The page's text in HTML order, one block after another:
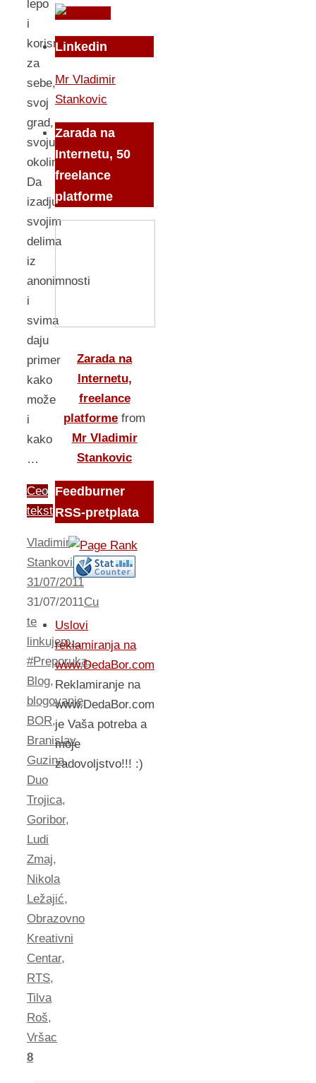
lepo
i
korisno
za
sebe,
svoj
grad,
svoju
okolinu.
Da
izadju
svojim
delima
iz
anonimnosti
i
svima
daju
primer
kako
može
i
kako
…
Ceo
tekst
Vladimir
Stankovic
31/07/2011
31/07/2011Cu
te
linkujem...
#Preporuka,
Blog,
blogovanje,
BOR,
Branislav
Guzina,
Duo
Trojica,
Goribor,
Ludi
Zmaj,
Nikola
Ležajić,
Obrazovno
Kreativni
Centar,
RTS,
Tilva
Roš,
Vršac
8
Linkedin
Mr Vladimir
Stankovic
Zarada na
Internetu, 50
freelance
platforme
Zarada na
Internetu,
freelance
platforme from
Mr Vladimir
Stankovic
Feedburner
RSS-pretplata
Uslovi
reklamiranja na
www.DedaBor.com
Reklamiranje na
www.DedaBor.com
je Vaša potreba a
moje
zadovoljstvo!!! :)